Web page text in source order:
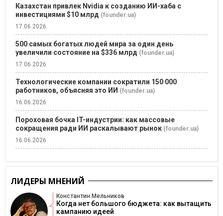
Казахстан привлек Nvidia к созданию ИИ-хаба с
инвестициями $10 млрд (founder.ua)
17.06.2026
500 самых богатых людей мира за один день
увеличили состояние на $336 млрд (founder.ua)
17.06.2026
Технологические компании сократили 150 000
работников, объясняя это ИИ (founder.ua)
16.06.2026
Пороховая бочка IT-индустрии: как массовые
сокращения ради ИИ раскалывают рынок (founder.ua)
16.06.2026
ЛИДЕРЫ МНЕНИЙ
Константин Мельников
Когда нет большого бюджета: как вытащить
кампанию идеей